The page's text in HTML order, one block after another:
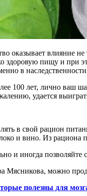
оказывает влияние
здоровую пищу и при
в
100 лет, лично ваш
удается
в свой рацион
и вино. Из
и иногда позволяйте
Мясникова, можно
полезны для